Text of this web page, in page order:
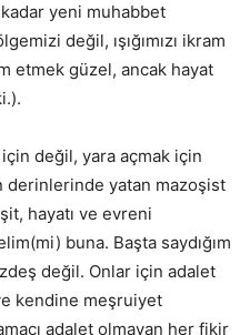
yeni muhabbet
değil, ışığımızı ikram
etmek güzel, ancak hayat
değil, yara açmak için
derinlerinde yatan mazoşist
hayatı ve evreni
buna. Başta saydığım
değil. Onlar için adalet
kendine meşruiyet
adalet olmayan her fikir